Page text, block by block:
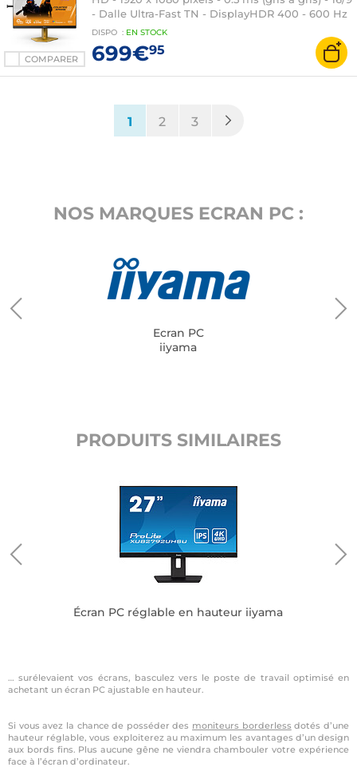
COMPARER
- Dalle Ultra-Fast TN - DisplayHDR 400 - 600 Hz
- Adaptive-Sync/G-SYNC Compatible -
HDMI/DisplayPort - Pivot - Hub USB 3.0 - Orange
DISPO : EN STOCK
699€95
1(current)
2 3
NOS MARQUES ECRAN PC :
Ecran PC
iiyama
PRODUITS SIMILAIRES
Écran PC réglable en hauteur iiyama
… surélevaient vos écrans, basculez vers le poste de travail optimisé en
achetant un écran PC ajustable en hauteur.
Si vous avez la chance de posséder des moniteurs borderless dotés d’une
hauteur réglable, vous exploiterez au maximum les avantages d’un design
aux bords fins. Plus aucune gêne ne viendra chambouler votre expérience
face à l’écran d’ordinateur.